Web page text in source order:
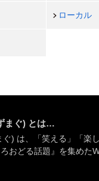
ローカル
まぐ) とは…
) は、「笑える」「楽
おどる話題』を集めた